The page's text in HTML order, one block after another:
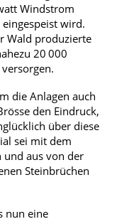
Windstrom
wird.
Wald produzierte
20 000
die Anlagen auch
den Eindruck,
über diese
sei mit dem
aus von der
Steinbrüchen
nun eine